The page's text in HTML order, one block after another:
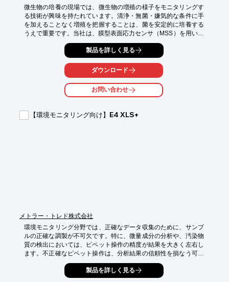
微生物の培養の現場では、微生物の増殖の様子をモニタリングす
る技術が興味を持たれています。清浄・無菌・嫌気的な条件に手
を加えることなく増殖を把握することは、菌を安定的に培養する
うえで重要です。当社は、膜型表面応力センサ（MSS）を用いた
ニオイセンサを用いることで、微生物培養中に発生するニオイを
検知し、培養状況のモニタリングを実現します。ニオイを測るこ
とで、培地からサンプリングせずに非接触で菌の増殖を把握する
ことが可能となります。このニオイセンサがお客様のああ使う微
生物培養で発生するニオイを検知できるかどうか、まずは受託測
定にて可能性を評価し、ニオイセンサの活用可能性について評価
【活用シーン】
・培地中の菌の増殖状況の把握
製品を詳しく見る
ダウンロード
お問い合わせ
【環境モニタリング向け】E4 XLS+
メトラー・トレド株式会社
環境モニタリング分野では、正確なデータ収集のために、サンプ
ルの正確な調製が不可欠です。特に、微量成分の分析や、汚染物
質の検出においては、ピペット操作の精度が結果を大きく左右し
ます。不正確なピペット操作は、分析結果の信頼性を損なう可能
性があります。メトラートレド/レイニンの『E4 XLS+』は、取り
扱いが容易で、高精度な液体測定を実現します。
製品を詳しく見る